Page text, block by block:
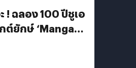
! ฉลอง 100 ปีชูเอ
ต์ยักษ์ ‘Manga